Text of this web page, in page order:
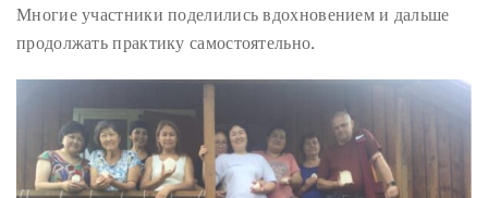
Многие участники поделились вдохновением и дальше
продолжать практику самостоятельно.